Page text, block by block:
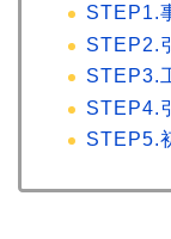
STEP1.
STEP2.
STEP3.
STEP4.
STEP5.